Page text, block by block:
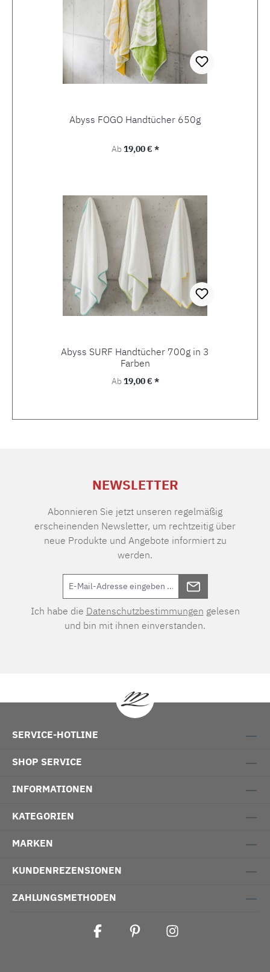
Abyss FOGO Handtücher 650g
Regulärer Preis:
Ab19,00 € *
Abyss SURF Handtücher 700g in 3
Farben
Regulärer Preis:
Ab19,00 € *
NEWSLETTER
Abonnieren Sie jetzt unseren regelmäßig
erscheinenden Newsletter, um rechtzeitig über
neue Produkte und Angebote informiert zu
werden.
Ich habe die Datenschutzbestimmungen gelesen
und bin mit ihnen einverstanden.
SERVICE-HOTLINE
SHOP SERVICE
INFORMATIONEN
KATEGORIEN
MARKEN
KUNDENREZENSIONEN
ZAHLUNGSMETHODEN